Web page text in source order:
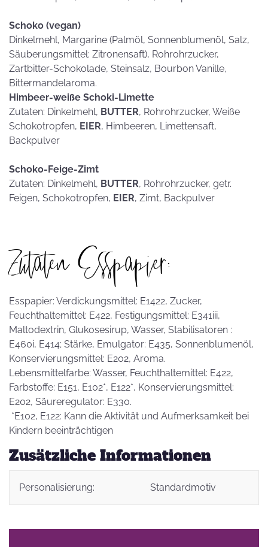
Schoko (vegan)
Dinkelmehl, Margarine (Palmöl, Sonnenblumenöl, Salz,
Säuberungsmittel: Zitronensaft), Rohrohrzucker,
Zartbitter-Schokolade, Steinsalz, Bourbon Vanille,
Bittermandelaroma.
Himbeer-weiße Schoki-Limette
Zutaten: Dinkelmehl, BUTTER, Rohrohrzucker, Weiße
Schokotropfen, EIER, Himbeeren, Limettensaft,
Backpulver
Schoko-Feige-Zimt
Zutaten: Dinkelmehl, BUTTER, Rohrohrzucker, getr.
Feigen, Schokotropfen, EIER, Zimt, Backpulver
Zutaten Esspapier:
Esspapier: Verdickungsmittel: E1422, Zucker,
Feuchthaltemittel: E422, Festigungsmittel: E341iii,
Maltodextrin, Glukosesirup, Wasser, Stabilisatoren :
E460i, E414; Stärke, Emulgator: E435, Sonnenblumenöl,
Konservierungsmittel: E202, Aroma.
Lebensmittelfarbe: Wasser, Feuchthaltemittel: E422,
Farbstoffe: E151, E102*, E122*, Konservierungsmittel:
E202, Säureregulator: E330.
*E102, E122: Kann die Aktivität und Aufmerksamkeit bei
Kindern beeinträchtigen
Zusätzliche Informationen
Personalisierung: Standardmotiv